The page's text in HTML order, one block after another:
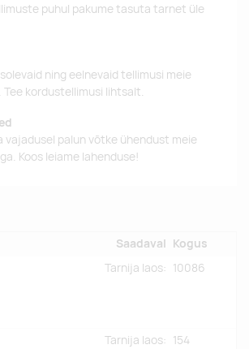
puhul pakume tasuta tarnet üle
ning eelnevaid tellimusi meie
kordustellimusi lihtsalt.
vajadusel palun võtke ühendust meie
Koos leiame lahenduse!
Saadaval Kogus
Tarnija laos: 10086
Tarnija laos: 154